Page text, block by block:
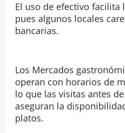
El uso de efectivo facilita
pues algunos locales
bancarias.
Los Mercados
operan con horarios de
lo que las visitas antes
aseguran la
platos.